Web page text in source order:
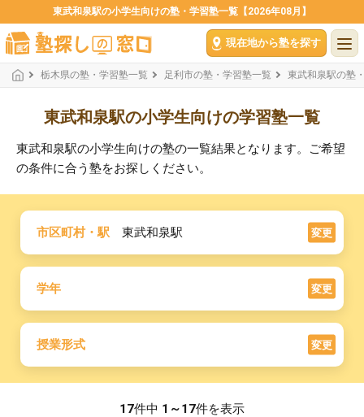
東武和泉駅の小学生向けの塾・学習塾一覧【2026年08月】
現在地から塾を探す
栃木県の塾・学習塾一覧 足利市の塾・学習塾一覧 東武和泉駅の塾
東武和泉駅の小学生向けの学習塾一覧
東武和泉駅の小学生向けの塾の一覧結果となります。ご希望
の条件に合う塾をお探しください。
市区町村・駅 東武和泉駅 変更
学年 変更
授業形式 変更
17件中 1～17件を表示